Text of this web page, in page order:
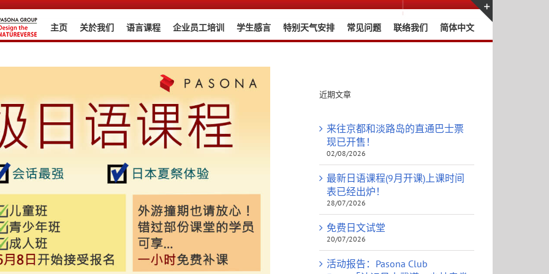
主页 关於我们 语言课程 企业员工培训 学生感言 特别天气安排 常见问题 联络我们 简体中文
近期文章
来往京都和淡路岛的直通巴士票
现已开售！
02/08/2026
最新日语课程(9月开课)上课时间
表已经出炉！
28/07/2026
免费日文试堂
20/07/2026
活动报告：Pasona Club
Sliding